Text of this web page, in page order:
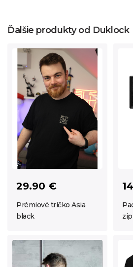
Ďalšie produkty od Duklock
29.90 €
Prémiové tričko Asia
black